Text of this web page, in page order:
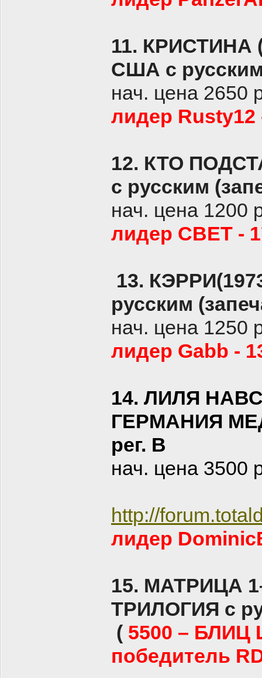
11. КРИСТИНА
США с
нач. цена 2650
лидер Rusty12
12. КТО
с русским
нач. цена 1200
лидер СВЕТ -
13.
русским
нач. цена 1250
лидер Gabb -
14. ЛИЛЯ
ГЕРМАНИЯ
рег. В
нач. цена 3500
http://
лидер
15. МАТРИЦА
ТРИЛОГИЯ с
( 5500 – БЛИЦ
победитель